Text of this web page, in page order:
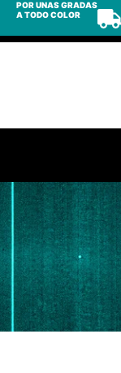
POR UNAS GRADAS
A TODO COLOR